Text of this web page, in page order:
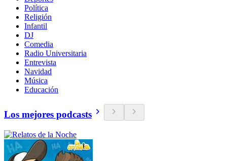
Política
Religión
Infantil
DJ
Comedia
Radio Universitaria
Entrevista
Navidad
Música
Educación
Los mejores podcasts